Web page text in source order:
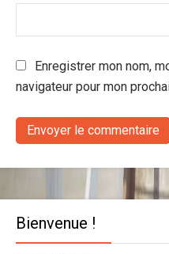
Enregistrer mon nom,
navigateur pour mon
Bienvenue !